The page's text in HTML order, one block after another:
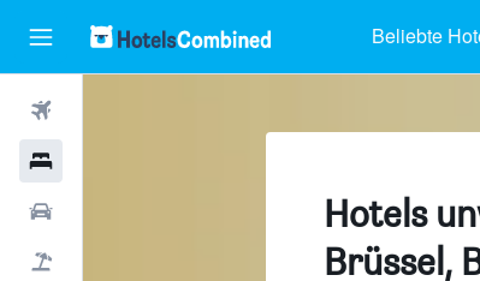
Beliebte
Hotels
Brüssel,